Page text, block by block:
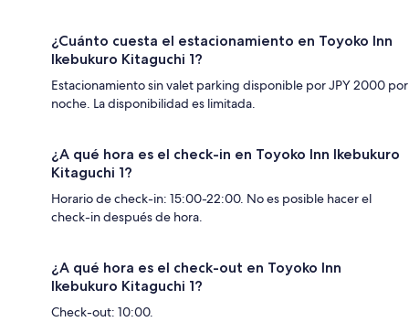
¿Cuánto cuesta el estacionamiento en Toyoko Inn
Ikebukuro Kitaguchi 1?
Estacionamiento sin valet parking disponible por JPY 2000 por
noche. La disponibilidad es limitada.
¿A qué hora es el check-in en Toyoko Inn Ikebukuro
Kitaguchi 1?
Horario de check-in: 15:00-22:00. No es posible hacer el
check-in después de hora.
¿A qué hora es el check-out en Toyoko Inn
Ikebukuro Kitaguchi 1?
Check-out: 10:00.